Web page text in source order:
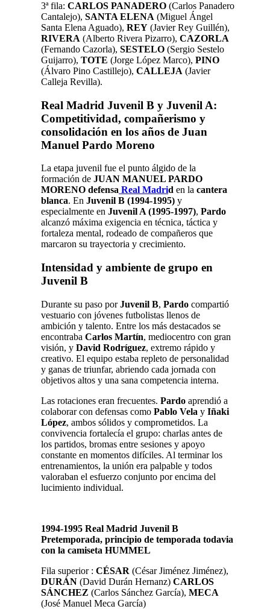
3ª fila: CARLOS PANADERO (Carlos Panadero
Cantalejo), SANTA ELENA (Miguel Ángel
Santa Elena Aguado), REY (Javier Rey Guillén),
RIVERA (Alberto Rivera Pizarro), CAZORLA
(Fernando Cazorla), SESTELO (Sergio Sestelo
Guijarro), TOTE (Jorge López Marco), PINO
(Álvaro Pino Castillejo), CALLEJA (Javier
Calleja Revilla).
Real Madrid Juvenil B y Juvenil A:
Competitividad, compañerismo y
consolidación en los años de Juan
Manuel Pardo Moreno
La etapa juvenil fue el punto álgido de la
formación de JUAN MANUEL PARDO
MORENO defensa Real Madrid en la cantera
blanca. En Juvenil B (1994-1995) y
especialmente en Juvenil A (1995-1997), Pardo
alcanzó máxima exigencia en técnica, táctica y
fortaleza mental, rodeado de compañeros que
marcaron su trayectoria y crecimiento.
Intensidad y ambiente de grupo en
Juvenil B
Durante su paso porJuvenil B, Pardo compartió
vestuario con jóvenes futbolistas llenos de
ambición y talento. Entre los más destacados se
encontraba Carlos Martín, mediocentro con gran
visión, y David Rodríguez, extremo rápido y
creativo. El equipo estaba repleto de personalidad
y ganas de triunfar, abriendo cada jornada con
objetivos altos y una sana competencia interna.
Las rotaciones eran frecuentes. Pardo aprendió a
colaborar con defensas como Pablo Vela y Iñaki
López, ambos sólidos y comprometidos. La
convivencia fortalecía el grupo: charlas antes de
los partidos, bromas entre sesiones y apoyo
constante en momentos difíciles. Al terminar los
entrenamientos, la unión era palpable y todos
valoraban el esfuerzo conjunto por encima del
lucimiento individual.
1994-1995 Real Madrid Juvenil B
Pretemporada, principio de temporada todavia
con la camiseta HUMMEL
Fila superior : CÉSAR (César Jiménez Jiménez),
DURÁN (David Durán Hernanz) CARLOS
SÁNCHEZ (Carlos Sánchez García), MECA
(José Manuel Meca García)